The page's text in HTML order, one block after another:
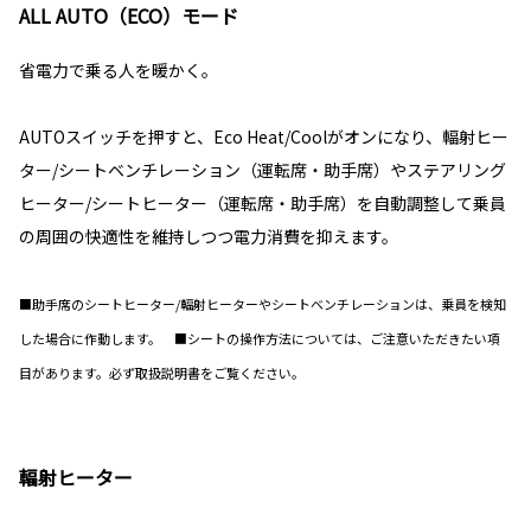
ALL AUTO（ECO）モード
省電力で乗る人を暖かく。
AUTOスイッチを押すと、Eco Heat/Coolがオンになり、輻射ヒー
ター/シートベンチレーション（運転席・助手席）やステアリング
ヒーター/シートヒーター（運転席・助手席）を自動調整して乗員
の周囲の快適性を維持しつつ電力消費を抑えます。
■助手席のシートヒーター/輻射ヒーターやシートベンチレーションは、乗員を検知
した場合に作動します。 ■シートの操作方法については、ご注意いただきたい項
目があります。必ず取扱説明書をご覧ください。
輻射ヒーター